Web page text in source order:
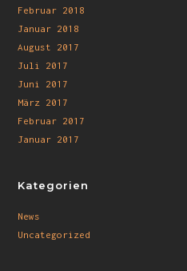
Februar 2018
Januar 2018
August 2017
Juli 2017
Juni 2017
März 2017
Februar 2017
Januar 2017
Kategorien
News
Uncategorized